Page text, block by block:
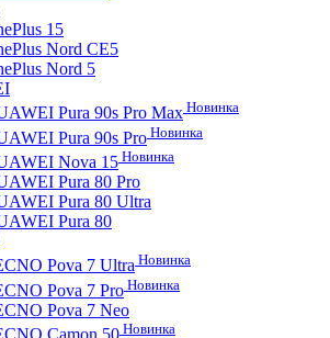
15
Nord CE5
Nord 5
Pura 90s Pro Max Новинка
Pura 90s Pro Новинка
Nova 15 Новинка
Pura 80 Pro
Pura 80 Ultra
Pura 80
Pova 7 Ultra Новинка
Pova 7 Pro Новинка
Pova 7 Neo
Camon 50 Новинка